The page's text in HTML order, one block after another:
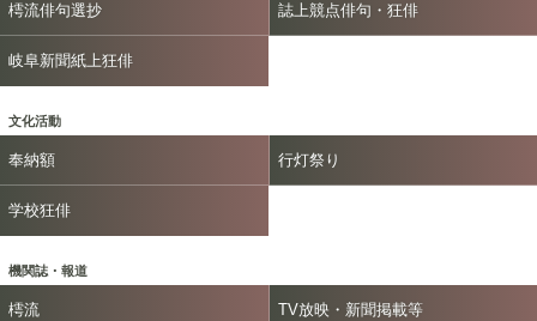
樗流俳句選抄 誌上競点俳句・狂俳
岐阜新聞紙上狂俳
文化活動
奉納額 行灯祭り
学校狂俳
機関誌・報道
樗流 TV放映・新聞掲載等